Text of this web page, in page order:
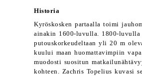
Historia
Kyröskosken partaalla toimi
ainakin 1600-luvulla. 1800-luvulla
putouskorkeudeltaan yli 20 m
kuului maan huomattavimpiin
muodosti suositun
kohteen. Zachris Topelius kuvasi